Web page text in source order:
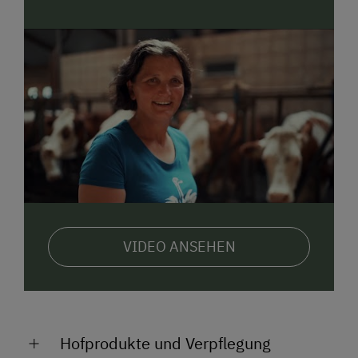
Wir laden Sie ein, die traditionelle bäuerliche Kultur in
ihrer Vielfalt kennen zu lernen, die Natür wieder neu
zu spüren und freuen uns sehr, Sie bei uns
willkommen zu heißen.
Herzlichst
Ihre Familie Rettensteiner
VIDEO ANSEHEN
Hofprodukte und Verpflegung